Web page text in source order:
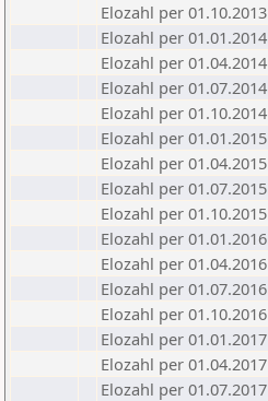
Elozahl per 01.10.2013
Elozahl per 01.01.2014
Elozahl per 01.04.2014
Elozahl per 01.07.2014
Elozahl per 01.10.2014
Elozahl per 01.01.2015
Elozahl per 01.04.2015
Elozahl per 01.07.2015
Elozahl per 01.10.2015
Elozahl per 01.01.2016
Elozahl per 01.04.2016
Elozahl per 01.07.2016
Elozahl per 01.10.2016
Elozahl per 01.01.2017
Elozahl per 01.04.2017
Elozahl per 01.07.2017